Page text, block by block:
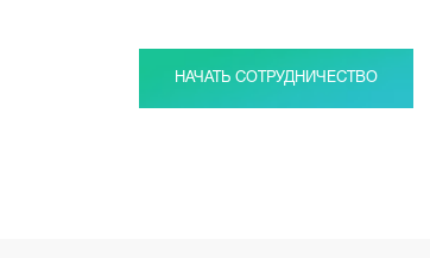
НАЧАТЬ СОТРУДНИЧЕСТВО